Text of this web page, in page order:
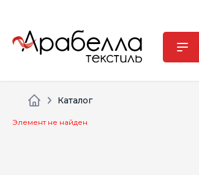
Каталог
Элемент не найден